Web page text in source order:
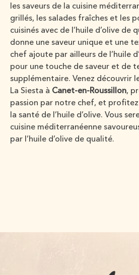
les saveurs de la cuisine
grillés, les salades fraîches et les
cuisinés avec de l’huile d’olive de
donne une saveur unique et une
chef ajoute par ailleurs de l’huile
pour une touche de saveur et de
supplémentaire. Venez découvrir
La Siesta à Canet-en-Roussillon,
passion par notre chef, et
la santé de l’huile d’olive. Vous
cuisine méditerranéenne
par l’huile d’olive de qualité.